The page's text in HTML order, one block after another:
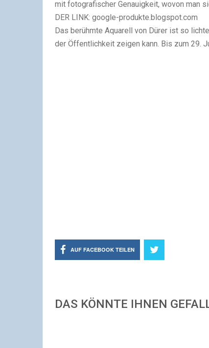
mit fotografischer Genauigkeit, wovon man
DER LINK: google-produkte.blogspot.com
Das berühmte Aquarell von Dürer ist so
der Öffentlichkeit zeigen kann. Bis zum 29.
AUF FACEBOOK TEILEN
DAS KÖNNTE IHNEN